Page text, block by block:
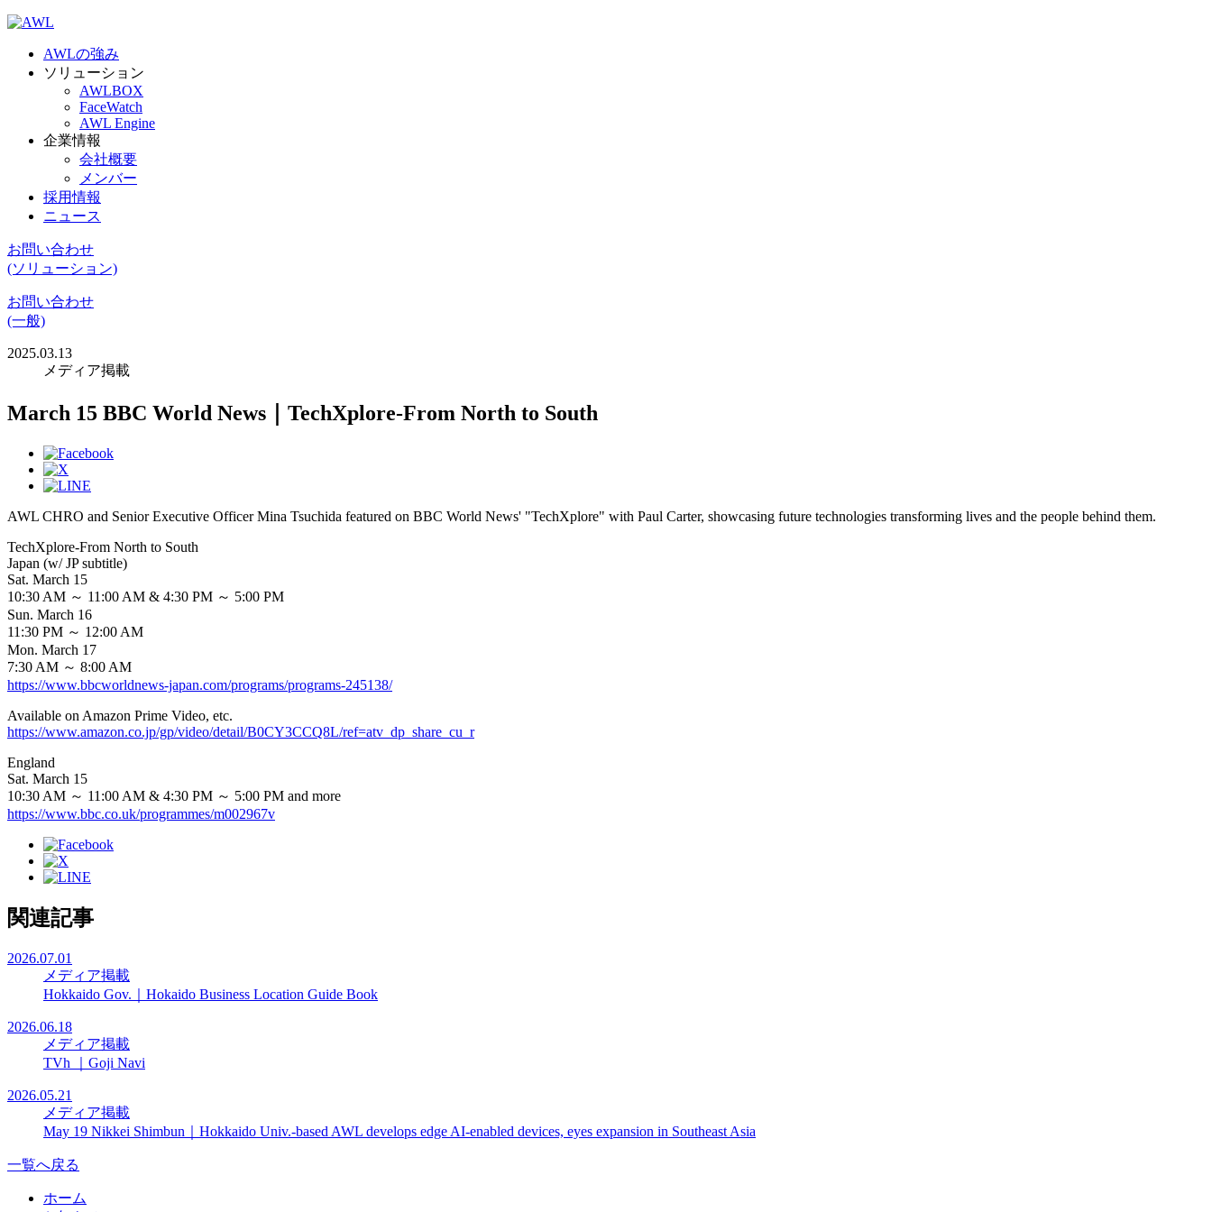
AWLの強み
ソリューション
AWLBOX
FaceWatch
AWL Engine
企業情報
会社概要
メンバー
採用情報
ニュース
お問い合わせ
(ソリューション)
お問い合わせ
(一般)
2025.03.13
メディア掲載
March 15 BBC World News｜TechXplore-From North to South
AWL CHRO and Senior Executive Officer Mina Tsuchida featured on BBC World News' "TechXplore" with Paul Carter, showcasing future technologies transforming lives and the people behind them.
TechXplore-From North to South
Japan (w/ JP subtitle)
Sat. March 15
10:30 AM ～ 11:00 AM & 4:30 PM ～ 5:00 PM
Sun. March 16
11:30 PM ～ 12:00 AM
Mon. March 17
7:30 AM ～ 8:00 AM
https://www.bbcworldnews-japan.com/programs/programs-245138/
Available on Amazon Prime Video, etc.
https://www.amazon.co.jp/gp/video/detail/B0CY3CCQ8L/ref=atv_dp_share_cu_r
England
Sat. March 15
10:30 AM ～ 11:00 AM & 4:30 PM ～ 5:00 PM and more
https://www.bbc.co.uk/programmes/m002967v
関連記事
2026.07.01
メディア掲載
Hokkaido Gov.｜Hokaido Business Location Guide Book
2026.06.18
メディア掲載
TVh ｜Goji Navi
2026.05.21
メディア掲載
May 19 Nikkei Shimbun｜Hokkaido Univ.-based AWL develops edge AI-enabled devices, eyes expansion in Southeast Asia
一覧へ戻る
ホーム